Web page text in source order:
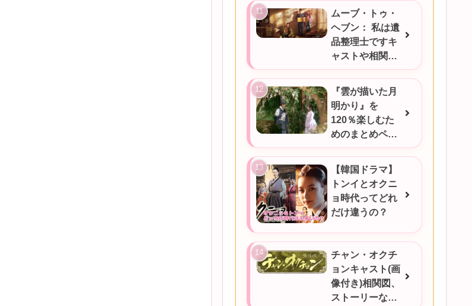
ムーブ・トゥ・
ヘブン： 私は遺
品整理士ですキ
ャストや相関図
★あらすじをご
紹介/韓国ドラマ
『雲が描いた月
明かり』を
120％楽しむた
めのまとめペー
ジ
【韓国ドラマ】
トンイとオクニ
ョ時代ってどれ
だけ違うの？
チャン・オクチ
ョンキャスト(画
像付き)相関図、
ストーリーなど